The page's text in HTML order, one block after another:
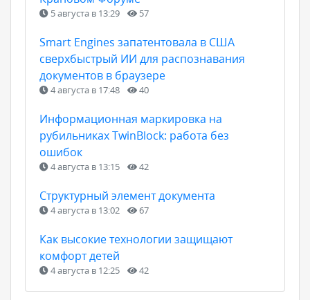
5 августа в 13:29 57
Smart Engines запатентовала в США
сверхбыстрый ИИ для распознавания
документов в браузере
4 августа в 17:48 40
Информационная маркировка на
рубильниках TwinBlock: работа без
ошибок
4 августа в 13:15 42
Структурный элемент документа
4 августа в 13:02 67
Как высокие технологии защищают
комфорт детей
4 августа в 12:25 42